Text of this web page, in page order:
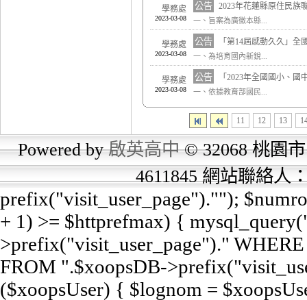
學務處
2023-03-08
公告 2023年花蓮縣原住民族
一、旨案為廣徵本縣...
學務處
2023-03-08
公告 「第14屆感動久久」全
一、為培育國內新銳...
學務處
2023-03-08
公告 「2023年全國國小、
一、依據教育部國民...
11 12 13
Powered by啟英高中© 32068 桃園市
4611845 網站聯絡人
prefix("visit_user_page")."");
+ 1) >= $httprefmax) {
>prefix("visit_user_page")."
FROM ".$xoopsDB-
($xoopsUser) { $lognom =